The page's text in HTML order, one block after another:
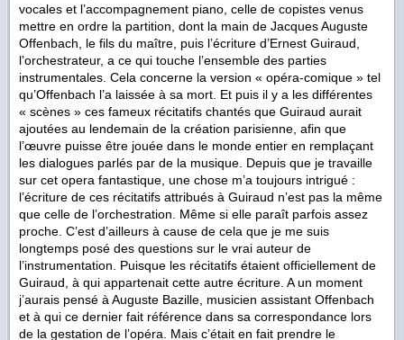
vocales et l’accompagnement piano, celle de copistes venus
mettre en ordre la partition, dont la main de Jacques Auguste
Offenbach, le fils du maître, puis l’écriture d’Ernest Guiraud,
l’orchestrateur, a ce qui touche l’ensemble des parties
instrumentales. Cela concerne la version « opéra-comique » tel
qu’Offenbach l’a laissée à sa mort. Et puis il y a les différentes
« scènes » ces fameux récitatifs chantés que Guiraud aurait
ajoutées au lendemain de la création parisienne, afin que
l’œuvre puisse être jouée dans le monde entier en remplaçant
les dialogues parlés par de la musique. Depuis que je travaille
sur cet opera fantastique, une chose m’a toujours intrigué :
l’écriture de ces récitatifs attribués à Guiraud n’est pas la même
que celle de l’orchestration. Même si elle paraît parfois assez
proche. C’est d’ailleurs à cause de cela que je me suis
longtemps posé des questions sur le vrai auteur de
l’instrumentation. Puisque les récitatifs étaient officiellement de
Guiraud, à qui appartenait cette autre écriture. A un moment
j’aurais pensé à Auguste Bazille, musicien assistant Offenbach
et à qui ce dernier fait référence dans sa correspondance lors
de la gestation de l’opéra. Mais c’était en fait prendre le